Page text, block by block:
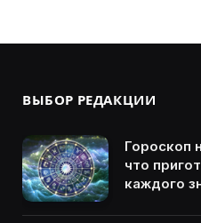
ВЫБОР РЕДАКЦИИ
Гороскоп
что
каждого